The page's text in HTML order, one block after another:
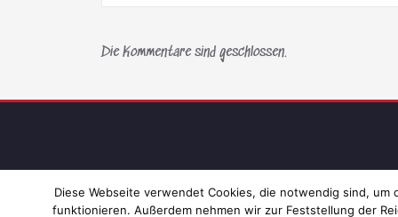
Die Kommentare sind geschlossen.
Diese Webseite verwendet Cookies, die notwendig sind,
funktionieren. Außerdem nehmen wir zur Feststellung der